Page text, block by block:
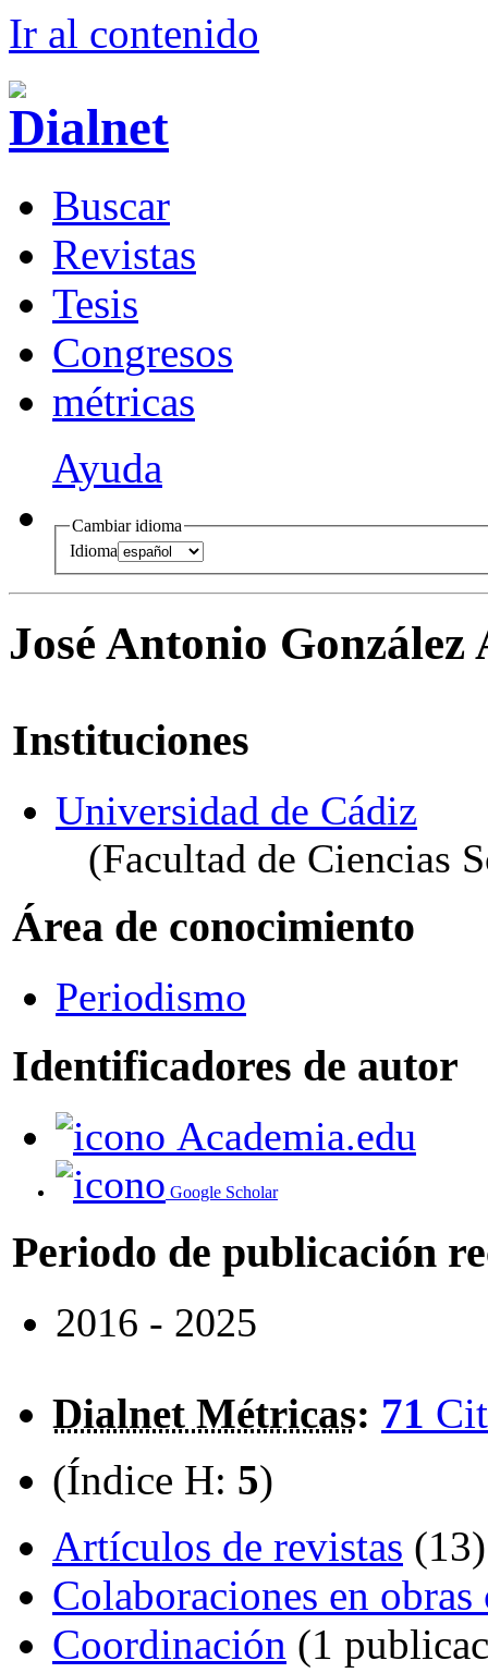
Ir al contenido
Buscar
Revistas
Tesis
Congresos
métricas
Ayuda
Cambiar idioma
Idioma
José Antonio González
Instituciones
Universidad de Cádiz
(Facultad de Ciencias
Área de conocimiento
Periodismo
Identificadores de autor
Academia.edu
Google Scholar
Periodo de publicación
2016 - 2025
Dialnet Métricas: 71
(Índice H: 5)
Artículos de revistas (13)
Colaboraciones en
Coordinación (1